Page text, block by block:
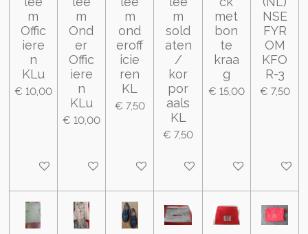
m
Offic
iere
n
KLu
€ 10,00
In winkelwagen
m
Ond
er
Offic
iere
n
KLu
€ 10,00
In winkelwagen
m
ond
eroff
icie
ren
KL
€ 7,50
In winkelwagen
m
sold
aten
/
kor
por
aals
KL
€ 7,50
In winkelwagen
met
bon
te
kraa
g
€ 15,00
In winkelwagen
NSE
FYR
OM
KFO
R-3
€ 7,50
In